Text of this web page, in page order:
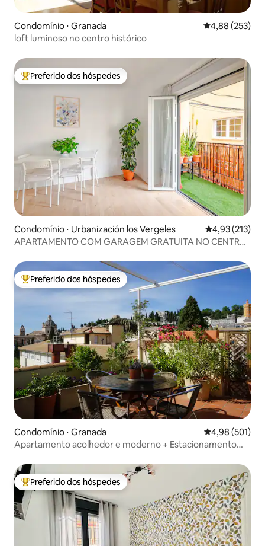
Condomínio ⋅ Granada 4,88 de uma
4,88 (253)
loft luminoso no centro histórico
Entre os melhores preferidos dos hóspedes
Preferido dos hóspedes
Condomínio ⋅ Urbanización los Vergeles 4,93 de uma
4,93 (213)
APARTAMENTO COM GARAGEM GRATUITA NO CENTRO
Entre os melhores preferidos dos hóspedes
Preferido dos hóspedes
Condomínio ⋅ Granada 4,98 de uma
4,98 (501)
Apartamento acolhedor e moderno + Estacionamento
Entre os melhores preferidos dos hóspedes
Preferido dos hóspedes